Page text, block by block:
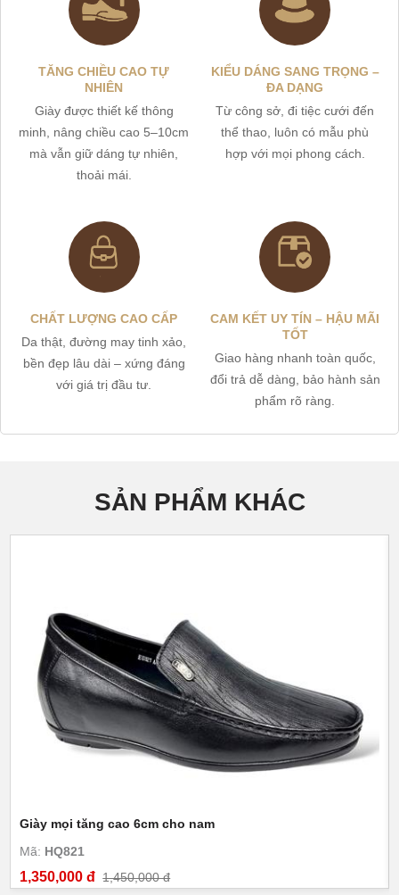
TĂNG CHIỀU CAO TỰ
NHIÊN
Giày được thiết kế thông
minh, nâng chiều cao 5–10cm
mà vẫn giữ dáng tự nhiên,
thoải mái.
KIỂU DÁNG SANG TRỌNG –
ĐA DẠNG
Từ công sở, đi tiệc cưới đến
thể thao, luôn có mẫu phù
hợp với mọi phong cách.
CHẤT LƯỢNG CAO CẤP
Da thật, đường may tinh xảo,
bền đẹp lâu dài – xứng đáng
với giá trị đầu tư.
CAM KẾT UY TÍN – HẬU MÃI
TỐT
Giao hàng nhanh toàn quốc,
đổi trả dễ dàng, bảo hành sản
phẩm rõ ràng.
SẢN PHẨM KHÁC
Giày mọi tăng cao 6cm cho nam
Mã: HQ821
1,350,000 đ 1,450,000 đ